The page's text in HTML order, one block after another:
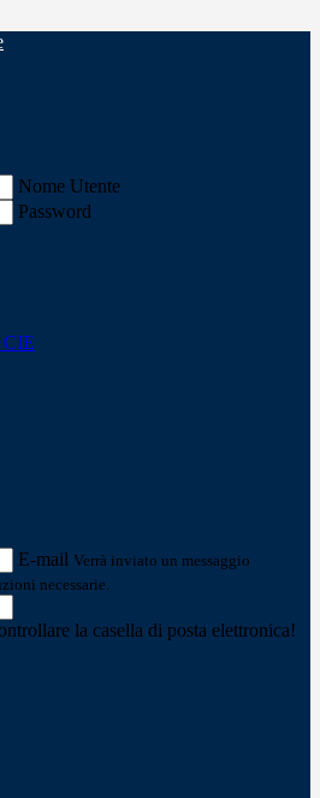
Nome Utente
Password
CIE
E-mail Verrà inviato un messaggio
necessarie.
la casella di posta elettronica!